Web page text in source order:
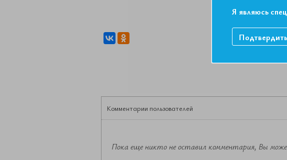
Комментарии пользователей
Пока еще никто не оставил комментария, Вы
Я являюсь
Подтвердить